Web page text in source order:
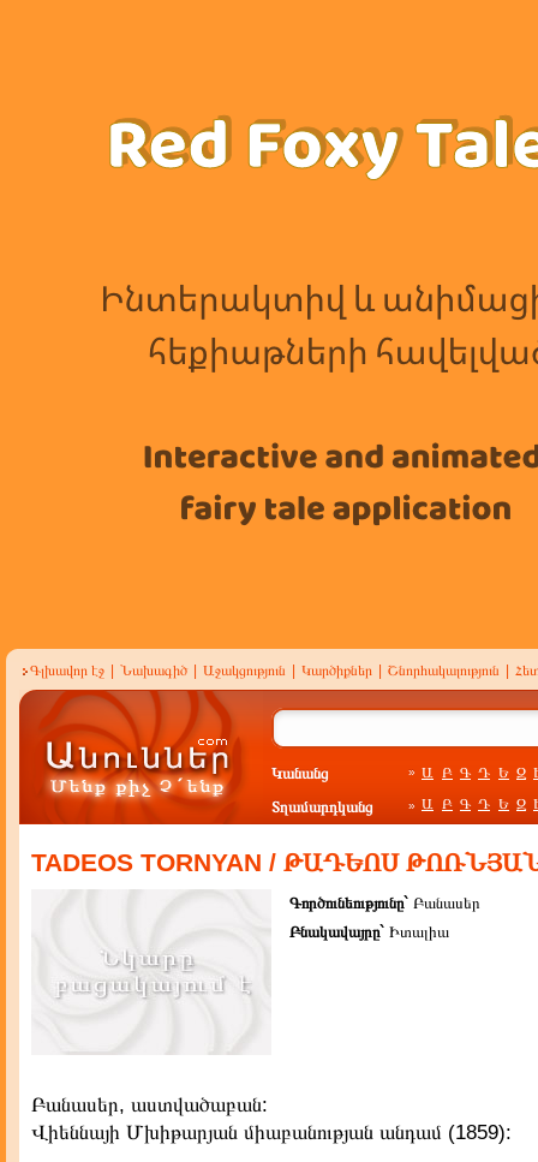
Գլխավոր էջ Նախագիծ Աջակցություն Կարծիքներ Շնորհակալություն
Կանանց » Ա Բ Գ Դ Ե Զ
Տղամարդկանց » Ա Բ Գ Դ Ե Զ
TADEOS TORNYAN / ԹԱԴԵՈՍ
Գործունեությունը` Բանասեր
Բնակավայրը` Իտալիա
Բանասեր, աստվածաբան:
Վիեննայի Մխիթարյան միաբանության անդամ (1859):